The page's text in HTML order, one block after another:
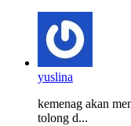
yuslina
kemenag akan
tolong d...